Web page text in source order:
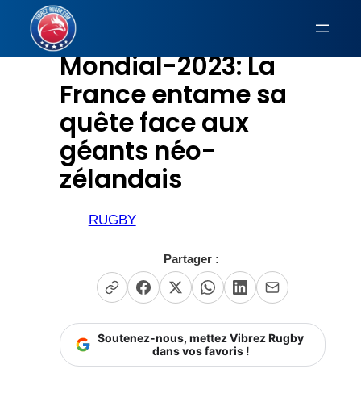
Aller
contenu Mondial-2023: La
France entame sa
quête face aux
géants néo-
zélandais
RUGBY
Partager :
Soutenez-nous, mettez Vibrez Rugby
dans vos favoris !